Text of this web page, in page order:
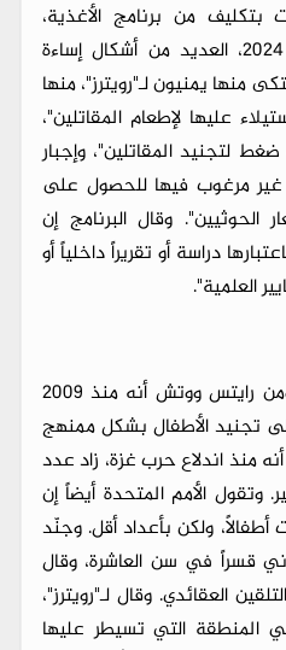
بتكليف من برنامج الأغذية،
بتاريخ يناير/ كانون الثاني 2024، العديد من أشكال إساءة
منها يمنيون لـ"رويترز"، منها
عليها لإطعام المقاتلين"،
لتجنيد المقاتلين"، وإجبار
غير مرغوب فيها للحصول على
الحوثيين". وقال البرنامج إن
دراسة أو تقريراً داخلياً أو
العلمية".
إلى ذلك، ذكرت منظمة هيومن رايتس ووتش أنه منذ 2009
تجنيد الأطفال بشكل ممنهج
منذ اندلاع حرب غزة، زاد عدد
وتقول الأمم المتحدة أيضاً إن
ولكن بأعداد أقل. وجنّد
قسراً في سن العاشرة، وقال
العقائدي. وقال لـ"رويترز"،
المنطقة التي تسيطر عليها